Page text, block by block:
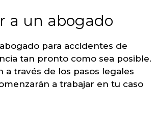
a un abogado
para accidentes de
tan pronto como sea posible.
a través de los pasos legales
a trabajar en tu caso